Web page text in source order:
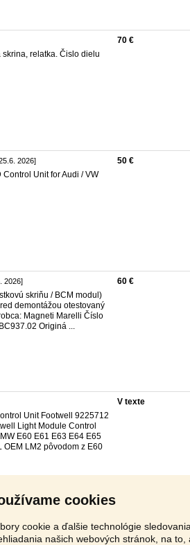
cookies
cookie a ďalšie technológie
našich webových stránok, na
skrina, relatka. Čislo dielu
70 €
2026]
Unit for Audi / VW
50 €
2026]
skriňu / BCM modul)
demontážou otestovaný
Magneti Marelli Číslo
Originá ...
60 €
Unit Footwell 9225712
Light Module Control
E60 E61 E63 E64 E65
OEM LM2 pôvodom z E60
V texte